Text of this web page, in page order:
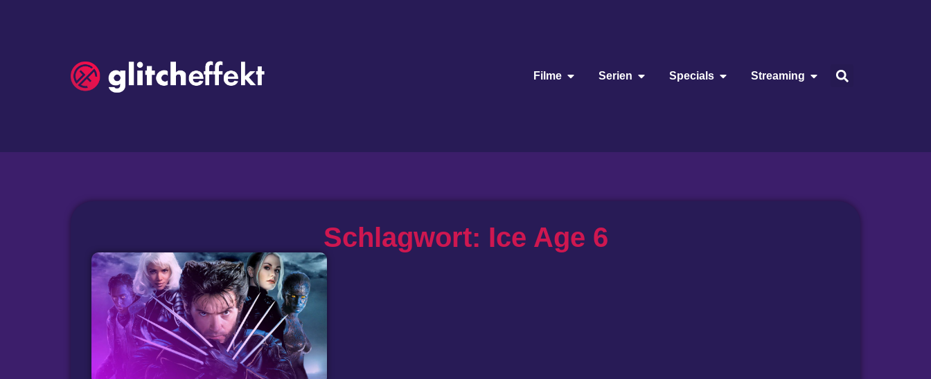
Filme Serien Specials Streaming
Schlagwort: Ice Age 6